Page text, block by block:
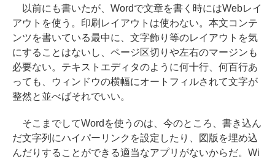
以前にも書いたが、Wordで文章を書く時にはWebレイ
アウトを使う。印刷レイアウトは使わない。本文コンテ
ンツを書いている最中に、文字飾り等のレイアウトを気
にすることはないし、ページ区切りや左右のマージンも
必要ない。テキストエディタのように何十行、何百行あ
っても、ウィンドウの横幅にオートフィルされて文字が
整然と並べばそれでいい。
そこまでしてWordを使うのは、今のところ、書き込ん
だ文字列にハイパーリンクを設定したり、図版を埋め込
んだりすることができる適当なアプリがないからだ。Wi